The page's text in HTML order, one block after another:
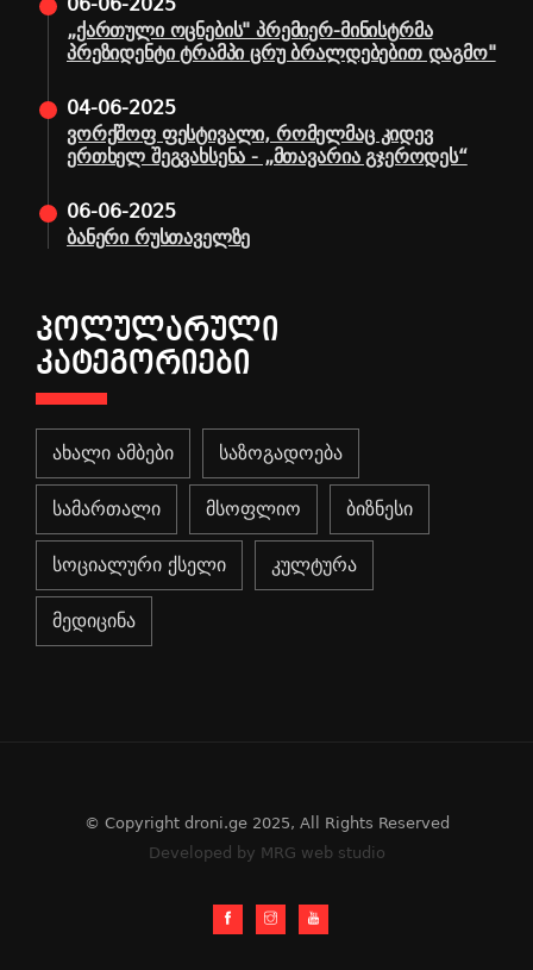
„ქართული ოცნების" პრემიერ-მინისტრმა
პრეზიდენტი ტრამპი ცრუ ბრალდებებით დაგმო"
04-06-2025
ვორქშოფ ფესტივალი, რომელმაც კიდევ
ერთხელ შეგვახსენა - „მთავარია გჯეროდეს“
06-06-2025
ბანერი რუსთაველზე
ᲞᲝᲚᲣᲚᲐᲠᲣᲚᲘ
ᲙᲐᲢᲔᲒᲝᲠᲘᲔᲑᲘ
ახალი ამბები საზოგადოება
სამართალი მსოფლიო ბიზნესი
სოციალური ქსელი კულტურა
მედიცინა
© Copyright droni.ge 2025, All Rights Reserved
Developed by MRG web studio